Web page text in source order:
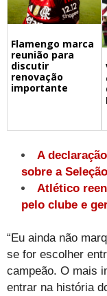
Flamengo marca
reunião para
discutir
renovação
importante
A
sobre a
Atlético
pelo clube e
“Eu ainda não
se for escolher
campeão. O mais
entrar na história